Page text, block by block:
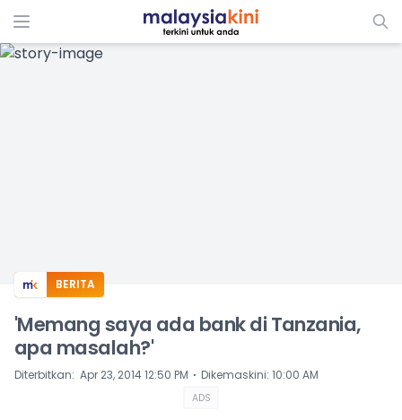
ADS
BERITA
'Memang saya ada bank di Tanzania,
apa masalah?'
Diterbitkan: Apr 23, 2014 12:50 PM ⋅ Dikemaskini: 10:00 AM
ADS